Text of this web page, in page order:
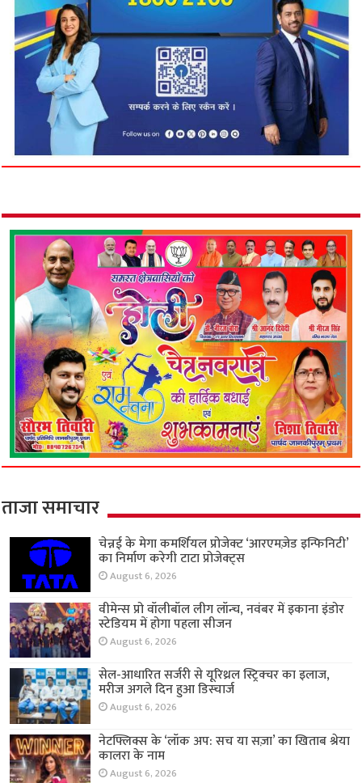
ताजा समाचार
चेन्नई के मेगा कमर्शियल प्रोजेक्ट ‘आरएमज़ेड इन्फिनिटी’
का निर्माण करेगी टाटा प्रोजेक्ट्स
August 6, 2026
वीमेन्स प्रो वॉलीबॉल लीग लॉन्च, नवंबर में इकाना इंडोर
स्टेडियम में होगा पहला सीजन
August 6, 2026
सेल-आधारित सर्जरी से यूरिथ्रल स्ट्रिक्चर का इलाज,
मरीज अगले दिन हुआ डिस्चार्ज
August 6, 2026
नेटफ्लिक्स के ‘लॉक अप: सच या सज़ा’ का खिताब श्रेया
कालरा के नाम
August 6, 2026